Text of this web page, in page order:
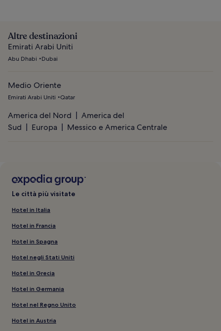
Altre destinazioni
Emirati Arabi Uniti
Abu Dhabi Dubai
Medio Oriente
Emirati Arabi Uniti Qatar
America del Nord
America del
Sud
Europa Messico e America Centrale
Le città più visitate
Hotel in Italia
Hotel in Francia
Hotel in Spagna
Hotel negli Stati Uniti
Hotel in Grecia
Hotel in Germania
Hotel nel Regno Unito
Hotel in Austria